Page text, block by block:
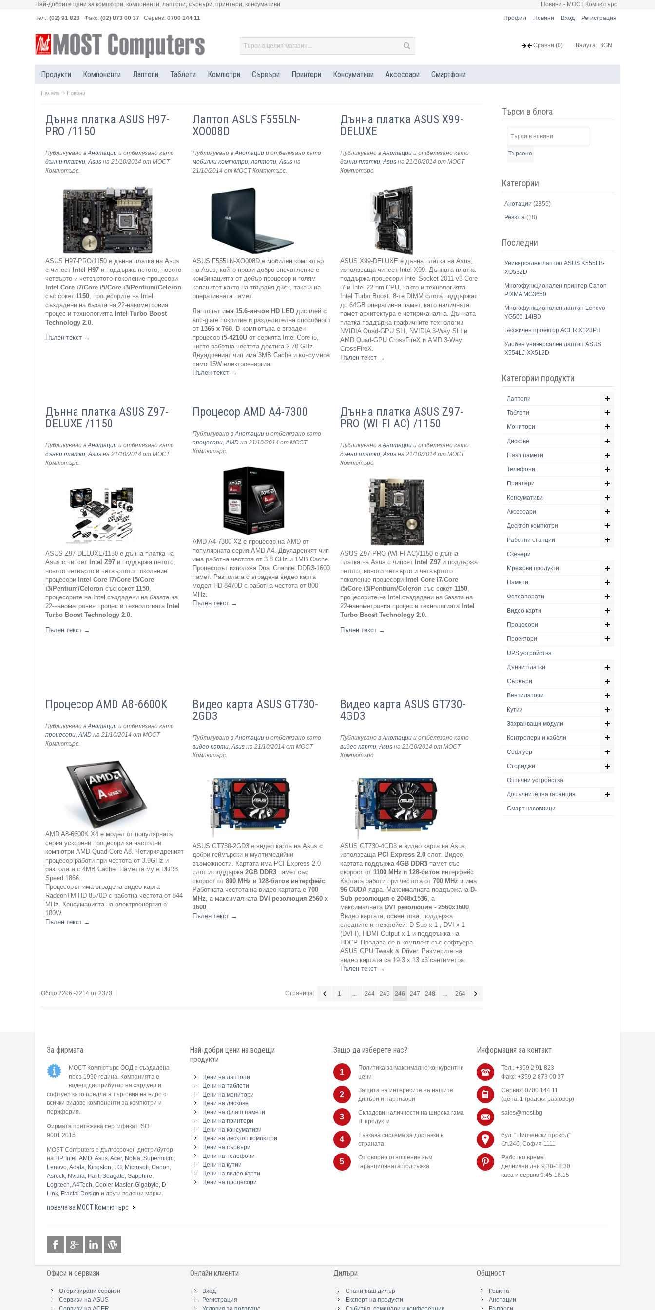
Най-добрите цени за компютри, компоненти, лаптопи, сървъри, принтери, консумативи
Новини - МОСТ Компютърс
Тел.: (02) 91 823 Факс: (02) 873 00 37 Сервиз: 0700 144 11 Профил Новини Вход Регистрация
Валута: BGN
Сравни (0)
Продукти Компоненти Лаптопи Таблети Компютри Сървъри Принтери Консумативи Аксесоари Смартфони
Начало Новини
Дънна платка ASUS H97-
PRO /1150
Публикувано вАнотации и отбелязано като
дънни платки,Asus на 21/10/2014 от МОСТ
Компютърс.
ASUS H97-PRO/1150 е дънна платка на Asus
с чипсет Intel H97 и поддържа петото, новото
четвърто и четвъртото поколение процесори
Intel Core i7/Core i5/Core i3/Pentium/Celeron
със сокет1150, процесорите на Intel
създадени на базата на 22-нанометровия
процес и технологията Intel Turbo Boost
Technology 2.0.
Пълен текст →
Лаптоп ASUS F555LN-
XO008D
Публикувано вАнотации и отбелязано като
мобилни компютри,лаптопи,Asus на
21/10/2014 от МОСТ Компютърс.
ASUS F555LN-XO008D e мобилен компютър
на Asus, който прави добро впечатление с
комбинацията от добър процесор и голям
капацитет както на твърдия диск, така и на
оперативната памет.
Лаптопът има15.6-инчов HD LED дисплей с
anti-glare покритие и разделителна способност
от1366 х 768. В компютъра е вграден
процесор i5-4210U от серията Intel Core i5,
чиято работна честота достига 2.70 GHz.
Двуядреният чип има 3МВ Cache и консумира
само 15W електроенергия.
Пълен текст →
Дънна платка ASUS X99-
DELUXE
Публикувано вАнотациии отбелязано като
дънни платки,Asusна 21/10/2014 от МОСТ
Компютърс.
ASUS X99-DELUXE е дънна платка на Asus,
използваща чипсет Intel X99. Дънната платка
поддържа процесори Intel Socket 2011-v3 Core
i7 и Intel 22 nm CPU, както и технологията
Intel Turbo Boost. 8-те DIMM слота поддържат
до 64GB оперативна памет, като наличната
памет архитектура е четириканална. Дънната
платка поддържа графичните технологии
NVIDIA Quad-GPU SLI, NVIDIA 3-Way SLI и
AMD Quad-GPU CrossFireX и AMD 3-Way
CrossFireX.
Пълен текст →
Дънна платка ASUS Z97-
DELUXE /1150
Публикувано вАнотации и отбелязано като
дънни платки,Asus на 21/10/2014 от МОСТ
Компютърс.
ASUS Z97-DELUXE/1150 е дънна платка на
Asus с чипсет IntelZ97 и поддържа петото,
новото четвърто и четвъртото поколение
процесори Intel Core i7/Core i5/Core
i3/Pentium/Celeron със сокет1150,
процесорите на Intel създадени на базата на
22-нанометровия процес и технологията Intel
Turbo Boost Technology 2.0.
Пълен текст →
Процесор AMD A4-7300
Публикувано вАнотации и отбелязано като
процесори,AMD на 21/10/2014 от МОСТ
Компютърс.
AMD A4-7300 X2 e процесор на AMD от
популярната серия AMD A4. Двуядреният чип
има работна честота от 3.8 GHz и 1МВ Cache.
Процесорът използва Dual Channel DDR3-1600
памет. Разполага с вградена видео карта
модел HD 8470D с работна честота от 800
MHz.
Пълен текст →
Дънна платка ASUS Z97-
PRO (WI-FI AC) /1150
Публикувано вАнотациии отбелязано като
дънни платки,Asusна 21/10/2014 от МОСТ
Компютърс.
ASUS Z97-PRO (WI-FI AC)/1150 е дънна
платка на Asus с чипсет Intel Z97 и поддържа
петото, новото четвърто и четвъртото
поколение процесори Intel Core i7/Core
i5/Core i3/Pentium/Celeron със сокет 1150,
процесорите на Intel създадени на базата на
22-нанометровия процес и технологията Intel
Turbo Boost Technology 2.0.
Пълен текст →
Процесор AMD A8-6600K
Публикувано вАнотации и отбелязано като
процесори,AMD на 21/10/2014 от МОСТ
Компютърс.
AMD A8-6600K X4 е модел от популярната
серия ускорени процесори за настолни
компютри AMD Quad-Core A8. Четириядреният
процесор работи при честота от 3.9GHz и
разполага с 4МВ Cache. Паметта му е DDR3
Speed 1866.
Процесорът има вградена видео карта
RadeonTM HD 8570D с работна честота от 844
MHz. Консумацията на електроенергия е
100W.
Пълен текст →
Видео карта ASUS GT730-
2GD3
Публикувано вАнотации и отбелязано като
видео карти,Asus на 21/10/2014 от МОСТ
Компютърс.
ASUS GT730-2GD3 e видео карта на Asus с
добри геймърски и мултимедийни
възможности. Картата има PCI Express 2.0
слот и поддържа2GB DDR3 памет със
скорост от800 MHz и128-битов интерфейс.
Работната честота на видео картата е700
MHz, а максималната DVI резолюция 2560 x
1600.
Пълен текст →
Видео карта ASUS GT730-
4GD3
Публикувано вАнотациии отбелязано като
видео карти,Asusна 21/10/2014 от МОСТ
Компютърс.
ASUS GT730-4GD3 е видео карта на Asus,
използваща PCI Express 2.0слот. Видео
картата поддържа 4GB DDR3памет със
скорост от 1100 MHz и 128-битовинтерфейс.
Картата работи при честота от 700 MHz и има
96 CUDAядра. Максималната поддържана D-
Sub резолюция е 2048x1536, а
максималната DVI резолюция - 2560x1600.
Видео картата, освен това, поддържа
следните интерфейси: D-Sub x 1 , DVI x 1
(DVI-I), HDMI Output x 1 и поддръжка на
HDCP. Продава се в комплект със софтуера
ASUS GPU Tweak & Driver. Размерите на
видео картата са 19.3 x 13 x3 сантиметра.
Пълен текст →
Общо 2206 -2214 от 2373 Страница: 1 ... 244 245 246 247 248 ... 264
Търси в блога
Търсене
Категории
Анотации (2355)
Ревюта (18)
Последни
Универсален лаптоп ASUS K555LB-
XO532D
Многофункционален принтер Canon
PIXMA MG3650
Многофункционален лаптоп Lenovo
YG500-14IBD
Безжичен проектор ACER X123PH
Удобен универсален лаптоп ASUS
X554LJ-XX512D
Категории продукти
Лаптопи
Таблети
Монитори
Дискове
Flash памети
Телефони
Принтери
Консумативи
Аксесоари
Десктоп компютри
Работни станции
Скенери
Мрежови продукти
Памети
Фотоапарати
Видео карти
Процесори
Проектори
UPS устройства
Дънни платки
Сървъри
Вентилатори
Кутии
Захранващи модули
Контролери и кабели
Софтуер
Сториджи
Оптични устройства
Допълнителна гаранция
Смарт часовници
За фирмата
МОСТ Компютърс ООД е създадена
през 1990 година. Компанията е
водещ дистрибутор на хардуер и
софтуер като предлага търговия на едро с
всички видове компоненти за компютри и
периферия.
Фирмата притежава сертификат ISO
9001:2015
MOST Computers е дългосрочен дистрибутор
на HP, Intel ,AMD,Asus,Acer, Nokia, Supermicro,
Lenovo,Adata, Kingston, LG, Microsoft, Canon,
Asrock, Nvidia, Palit, Seagate, Sapphire,
Logitech,A4Tech, Cooler Master, Gigabyte, D-
Link, Fractal Design и други водещи марки.
повече за МОСТ Компютърс
Най-добри цени на водещи
продукти
Цени на лаптопи
Цени на таблети
Цени на монитори
Цени на дискове
Цени на флаш памети
Цени на принтери
Цени на консумативи
Цени на десктоп компютри
Цени на сървъри
Цени на телефони
Цени на кутии
Цени на видео карти
Цени на процесори
Защо да изберете нас?
1
Политика за максимално конкурентни
цени
2
Защита на интересите на нашите
дилъри и партньори
3
Складови наличности на широка гама
IT продукти
4
Гъвкава система за доставки в
страната
5
Отговорно отношение към
гаранционната подръжка
Информация за контакт
Тел.: +359 2 91 823
Факс: +359 2 873 00 37
Сервиз: 0700 144 11
(цена: 1 градски разговор)
sales@most.bg
бул. "Шипченски проход"
бл.240, София 1111
Работно време:
делнични дни 9:30-18:30
каса и сервиз 9:45-18:15
Офиси и сервизи
Оторизирани сервизи
Сервизи на ASUS
Сервизи на ACER
Онлайн клиенти
Вход
Регистрация
Условия за ползване
Дилъри
Стани наш дилър
Експорт на продукти
Събития, семинари и конференции
Общност
Ревюта
Анотации
Въпроси